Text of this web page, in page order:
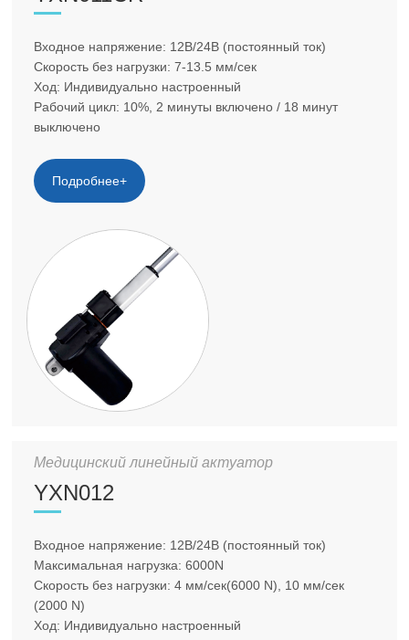
Входное напряжение: 12В/24В (постоянный ток)
Скорость без нагрузки: 7-13.5 мм/сек
Ход: Индивидуально настроенный
Рабочий цикл: 10%, 2 минуты включено / 18 минут
выключено
Подробнее+
Медицинский линейный актуатор
YXN012
Входное напряжение: 12В/24В (постоянный ток)
Максимальная нагрузка: 6000N
Скорость без нагрузки: 4 мм/сек(6000 N), 10 мм/сек
(2000 N)
Ход: Индивидуально настроенный